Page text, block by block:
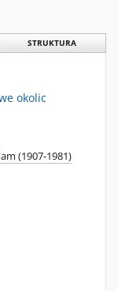
STRUKTURA
okolic
(1907-1981)